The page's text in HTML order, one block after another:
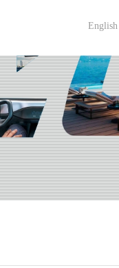
English